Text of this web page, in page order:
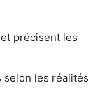
précisent les
selon les réalités